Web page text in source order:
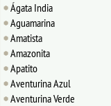
Ágata India
Aguamarina
Amatista
Amazonita
Apatito
Aventurina Azul
Aventurina Verde